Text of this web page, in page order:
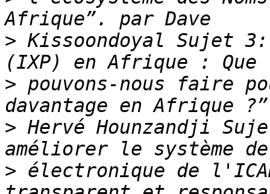
> Kissoondoyal Sujet
> pouvons-nous faire
> Hervé Hounzandji
> électronique de